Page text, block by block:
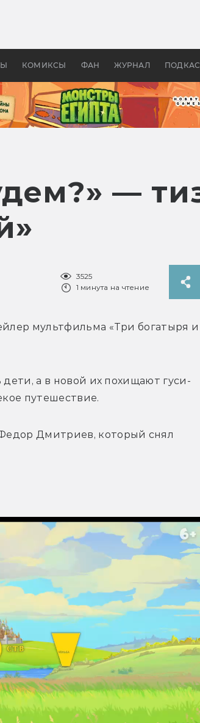
КОМИКСЫ ФАН ЖУРНАЛ
колец»
Древней Грецией
—
3525
1 минута на чтение
мультфильма «Три богатыря и
а в новой их похищают гуси-
путешествие.
Дмитриев, который снял